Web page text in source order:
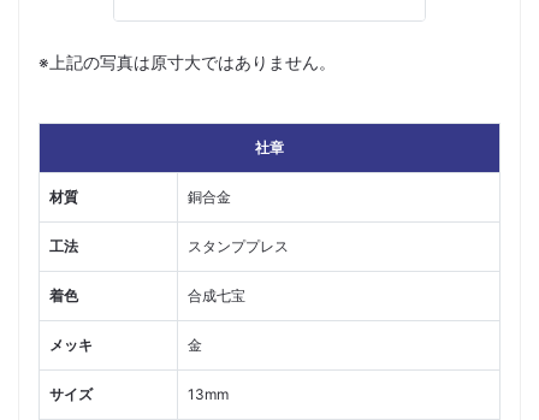
※上記の写真は原寸大ではありません。
社章
材質 銅合金
工法 スタンププレス
着色 合成七宝
メッキ 金
サイズ 13mm